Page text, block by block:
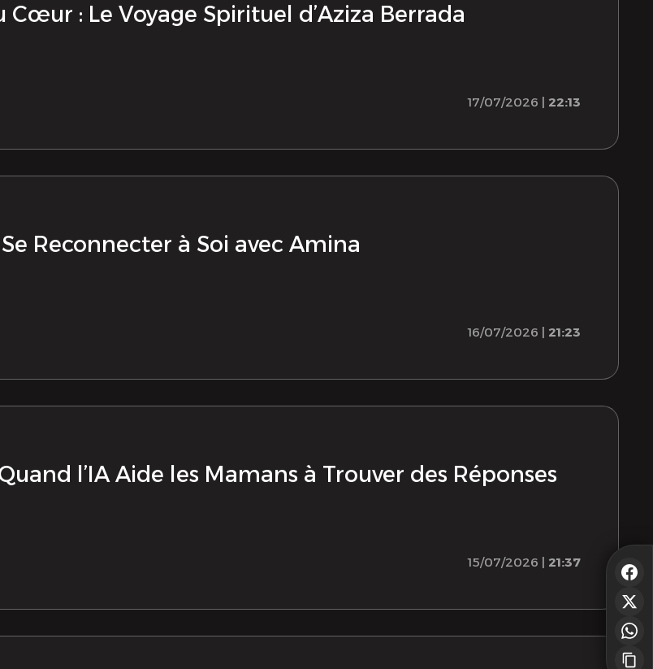
Cœur : Le Voyage Spirituel d’Aziza Berrada
17/07/2026 | 22:13
Reconnecter à Soi avec Amina
16/07/2026 | 21:23
l’IA Aide les Mamans à Trouver des Réponses
15/07/2026 | 21:37